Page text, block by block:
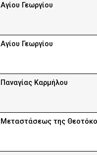
Αγίου Γεωργίου
Αγίου Γεωργίου
Παναγίας Καρμήλου
Μεταστάσεως της